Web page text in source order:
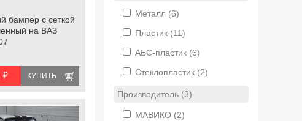
бампер с сеткой
на ВАЗ
й КУПИТЬ
Металл (6)
Пластик (11)
АБС-пластик (6)
Стеклопластик (2)
Производитель (3)
МАВИКО (2)